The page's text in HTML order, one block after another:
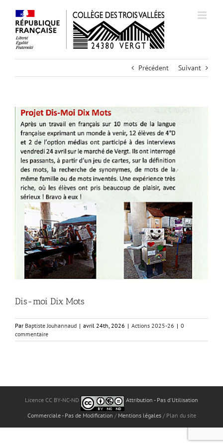
contenu
Précédent Suivant
Voir
l'image
agrandie
Dis-moi Dix Mots
Par Baptiste Jouhannaud | avril 24th, 2026 | Actions 2025-26 | 0
commentaire
Licence CC BY-NC-ND Attribution - Pas d'Utilisation
Commerciale - Pas de Modification / Mentions légales/ Plan du site